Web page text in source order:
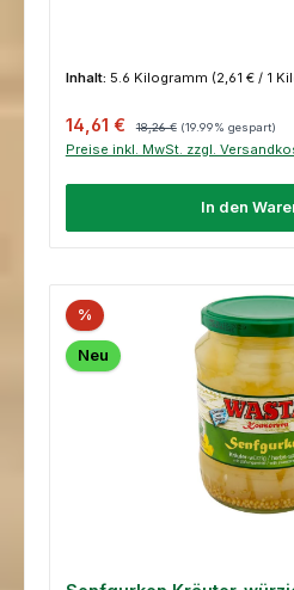
Inhalt: 5.6 Kilogramm (2,61 € / 1
Verkaufspreis:
14,61 € 18,26 € (19.99% gespart)
Preise inkl. MwSt. zzgl.
In den
%
Neu